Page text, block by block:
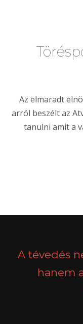
Az elmaradt
arról beszélt az
tanulni amit a
A tévedés
hanem